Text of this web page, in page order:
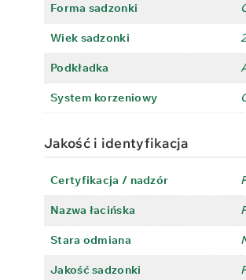
Forma sadzonki
Wiek sadzonki
Podkładka
System korzeniowy
Jakość i identyfikacja
Certyfikacja / nadzór
Nazwa łacińska
Stara odmiana
Jakość sadzonki